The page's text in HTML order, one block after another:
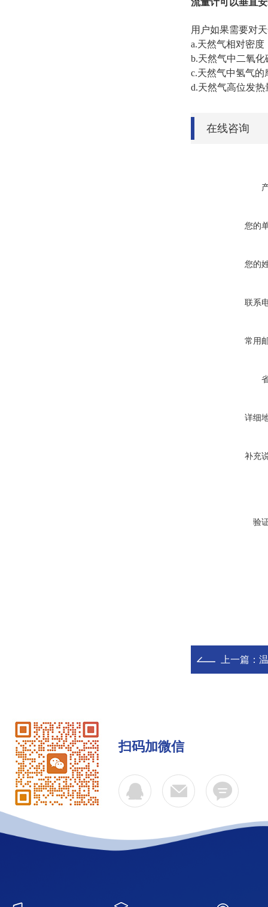
流量计可以垂直
用户如果需要对
a.天然气相对密度
b.天然气中二氧
c.天然气中氢气的
d.天然气高位发热
在线咨询
您的
您的
联系
常用
详细
补充
验
上一篇：
扫码加微信